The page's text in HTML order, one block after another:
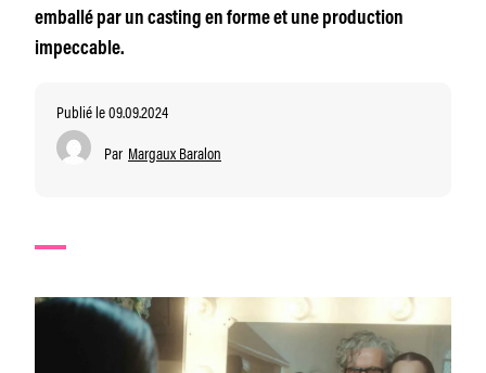
emballé par un casting en forme et une production
impeccable.
Publié le 09.09.2024
Par Margaux Baralon